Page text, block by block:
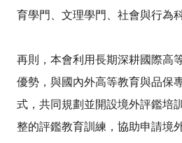
育學門、文理學門、社會與行為
再則，本會利用長期深耕國際高
優勢，與國內外高等教育與品保
式，共同規劃並開設境外評鑑培
整的評鑑教育訓練，協助申請境